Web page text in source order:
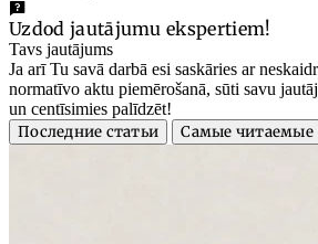
Uzdod jautājumu ekspertiem!
Tavs jautājums
Ja arī Tu savā darbā esi saskāries ar
normatīvo aktu piemērošanā, sūti savu
un centīsimies palīdzēt!
Последние статьи
Самые читаемые